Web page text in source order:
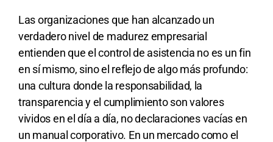
Las organizaciones que han alcanzado un
verdadero nivel de madurez empresarial
entienden que el control de asistencia no es un fin
en sí mismo, sino el reflejo de algo más profundo:
una cultura donde la responsabilidad, la
transparencia y el cumplimiento son valores
vividos en el día a día, no declaraciones vacías en
un manual corporativo. En un mercado como el